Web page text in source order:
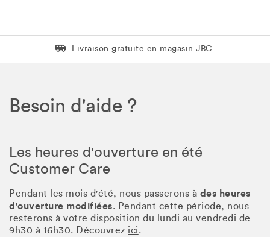
Livraison gratuite en magasin JBC
Livraison gratuite en magasin JBC
Besoin d'aide ?
Les heures d'ouverture en été
Customer Care
Pendant les mois d'été, nous passerons à des heures
d'ouverture modifiées. Pendant cette période, nous
resterons à votre disposition du lundi au vendredi de
9h30 à 16h30. Découvrez ici.